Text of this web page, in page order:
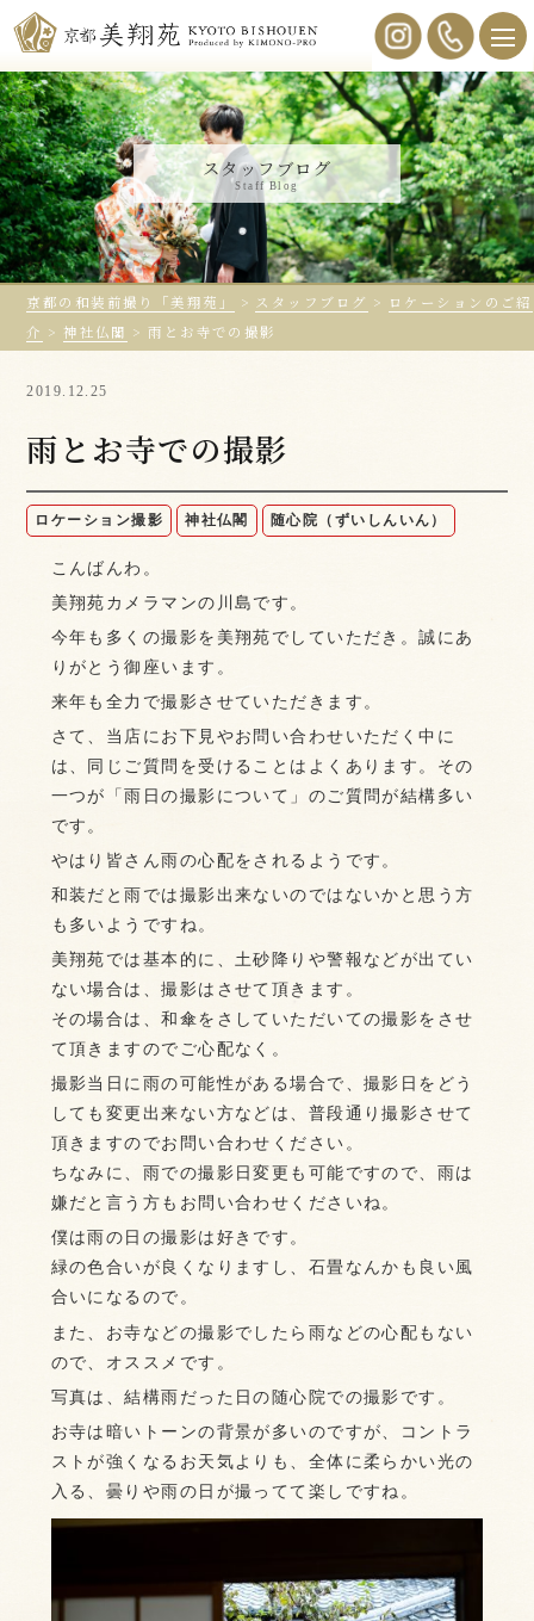
スタッフブログ
Staff Blog
京都の和装前撮り「美翔苑」 > スタッフブログ > ロケーションのご紹
介 >神社仏閣 >雨とお寺での撮影
2019.12.25
雨とお寺での撮影
ロケーション撮影 神社仏閣 随心院（ずいしんいん）
こんばんわ。
美翔苑カメラマンの川島です。
今年も多くの撮影を美翔苑でしていただき。誠にあ
りがとう御座います。
来年も全力で撮影させていただきます。
さて、当店にお下見やお問い合わせいただく中に
は、同じご質問を受けることはよくあります。その
一つが「雨日の撮影について」のご質問が結構多い
です。
やはり皆さん雨の心配をされるようです。
和装だと雨では撮影出来ないのではないかと思う方
も多いようですね。
美翔苑では基本的に、土砂降りや警報などが出てい
ない場合は、撮影はさせて頂きます。
その場合は、和傘をさしていただいての撮影をさせ
て頂きますのでご心配なく。
撮影当日に雨の可能性がある場合で、撮影日をどう
しても変更出来ない方などは、普段通り撮影させて
頂きますのでお問い合わせください。
ちなみに、雨での撮影日変更も可能ですので、雨は
嫌だと言う方もお問い合わせくださいね。
僕は雨の日の撮影は好きです。
緑の色合いが良くなりますし、石畳なんかも良い風
合いになるので。
また、お寺などの撮影でしたら雨などの心配もない
ので、オススメです。
写真は、結構雨だった日の随心院での撮影です。
お寺は暗いトーンの背景が多いのですが、コントラ
ストが強くなるお天気よりも、全体に柔らかい光の
入る、曇りや雨の日が撮ってて楽しですね。